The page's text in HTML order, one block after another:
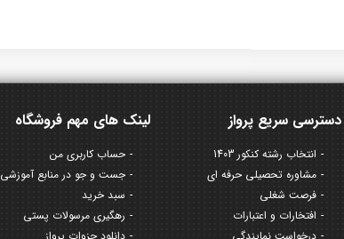
لینک های مهم فروشگاه
حساب کاربری من
جست و جو در منابع آموزشی
سبد خرید
رهگیری مرسولات پستی
دسترسی سریع پرواز
انتخاب رشته کنکور 1403
مشاوره تحصیلی حرفه ای
فرصت شغلی
افتخارات و اعتبارات